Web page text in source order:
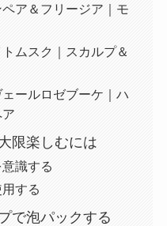
ペア＆フリージア｜モ
トムスク｜スカルプ＆
ェールロゼブーケ｜ハ
限楽しむには
識する
する
で泡パックする